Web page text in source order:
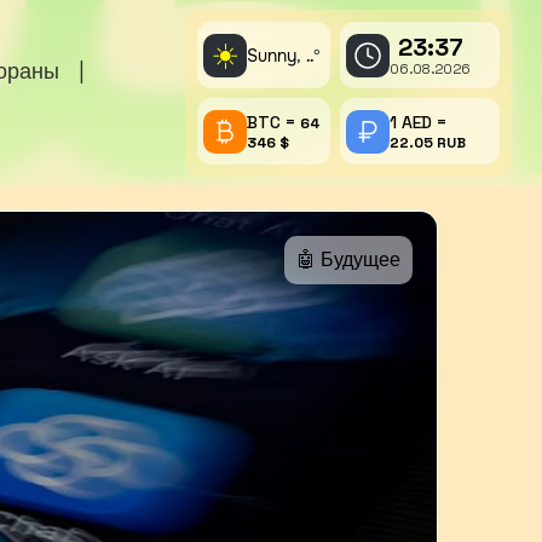
☀️ Sunny, ..° 23:37
06.08.2026
BTC = 64
346 $
1 AED =
22.05 RUB
🤖 Будущее